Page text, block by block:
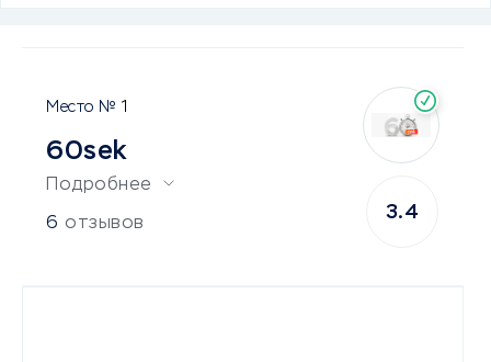
1
60sek
Подробнее
6 отзывов
3.4